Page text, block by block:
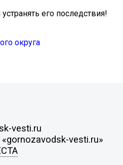
его последствия!
округа
vesti.ru
vesti.ru»